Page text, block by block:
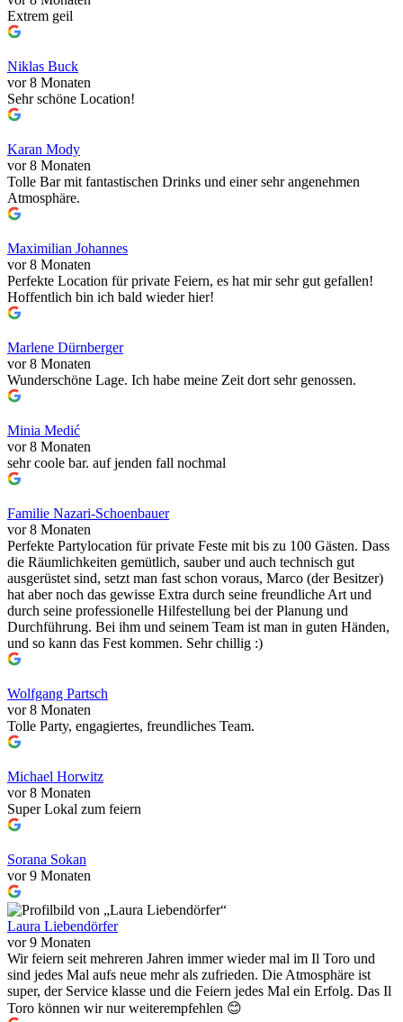
Extrem geil
Niklas Buck
vor 8 Monaten
Sehr schöne Location!
Karan Mody
vor 8 Monaten
Tolle Bar mit fantastischen Drinks und einer sehr angenehmen
Atmosphäre.
Maximilian Johannes
vor 8 Monaten
Perfekte Location für private Feiern, es hat mir sehr gut gefallen!
Hoffentlich bin ich bald wieder hier!
Marlene Dürnberger
vor 8 Monaten
Wunderschöne Lage. Ich habe meine Zeit dort sehr genossen.
Minia Medić
vor 8 Monaten
sehr coole bar. auf jenden fall nochmal
Familie Nazari-Schoenbauer
vor 8 Monaten
Perfekte Partylocation für private Feste mit bis zu 100 Gästen. Dass
die Räumlichkeiten gemütlich, sauber und auch technisch gut
ausgerüstet sind, setzt man fast schon voraus, Marco (der Besitzer)
hat aber noch das gewisse Extra durch seine freundliche Art und
durch seine professionelle Hilfestellung bei der Planung und
Durchführung. Bei ihm und seinem Team ist man in guten Händen,
und so kann das Fest kommen. Sehr chillig :)
Wolfgang Partsch
vor 8 Monaten
Tolle Party, engagiertes, freundliches Team.
Michael Horwitz
vor 8 Monaten
Super Lokal zum feiern
Sorana Sokan
vor 9 Monaten
Laura Liebendörfer
vor 9 Monaten
Wir feiern seit mehreren Jahren immer wieder mal im Il Toro und
sind jedes Mal aufs neue mehr als zufrieden. Die Atmosphäre ist
super, der Service klasse und die Feiern jedes Mal ein Erfolg. Das Il
Toro können wir nur weiterempfehlen 😊